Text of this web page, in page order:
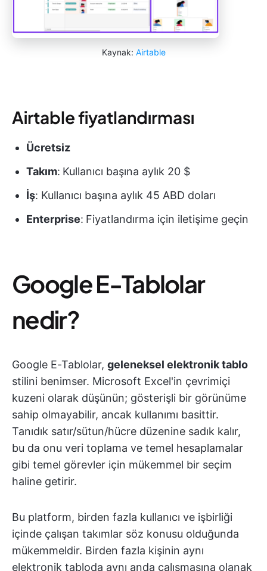
Kaynak: Airtable
Airtable fiyatlandırması
Ücretsiz
Takım: Kullanıcı başına aylık 20 $
İş: Kullanıcı başına aylık 45 ABD doları
Enterprise: Fiyatlandırma için iletişime geçin
Google E-Tablolar
nedir?
Google E-Tablolar, geleneksel elektronik tablo
stilini benimser. Microsoft Excel'in çevrimiçi
kuzeni olarak düşünün; gösterişli bir görünüme
sahip olmayabilir, ancak kullanımı basittir.
Tanıdık satır/sütun/hücre düzenine sadık kalır,
bu da onu veri toplama ve temel hesaplamalar
gibi temel görevler için mükemmel bir seçim
haline getirir.
Bu platform, birden fazla kullanıcı ve işbirliği
içinde çalışan takımlar söz konusu olduğunda
mükemmeldir. Birden fazla kişinin aynı
elektronik tabloda aynı anda çalışmasına olanak